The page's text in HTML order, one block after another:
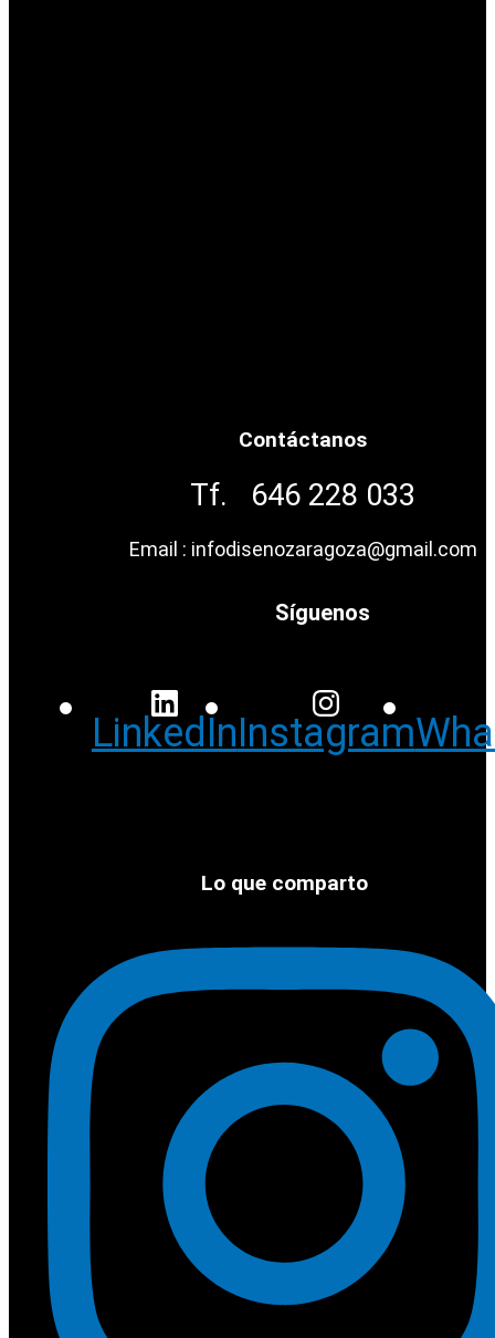
Contáctanos
Tf. 646 228 033
Email : infodisenozaragoza@gmail.com
Síguenos
LinkedInInstagram
Lo que comparto